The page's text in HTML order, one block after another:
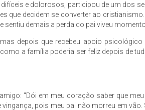
e dolorosos, participou de um dos
que decidem se converter ao
demais a perda do pai viveu
depois que recebeu apoio
a família poderia ser feliz depois de
"Dói em meu coração saber que
pois meu pai não morreu em